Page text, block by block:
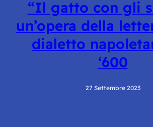
“Il gatto con gli
un’opera della
dialetto
‘600
27 Settembre 2023